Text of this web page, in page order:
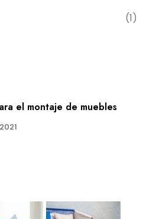
(1)
el montaje de muebles